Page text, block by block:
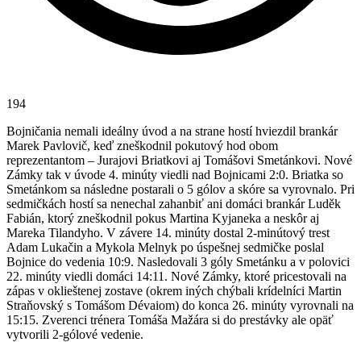
194
Bojničania nemali ideálny úvod a na strane hostí hviezdil brankár
Marek Pavlovič, keď zneškodnil pokutový hod obom
reprezentantom – Jurajovi Briatkovi aj Tomášovi Smetánkovi. Nové
Zámky tak v úvode 4. minúty viedli nad Bojnicami 2:0. Briatka so
Smetánkom sa následne postarali o 5 gólov a skóre sa vyrovnalo. Pri
sedmičkách hostí sa nenechal zahanbiť ani domáci brankár Luděk
Fabián, ktorý zneškodnil pokus Martina Kyjaneka a neskôr aj
Mareka Tilandyho. V závere 14. minúty dostal 2-minútový trest
Adam Lukačin a Mykola Melnyk po úspešnej sedmičke poslal
Bojnice do vedenia 10:9. Nasledovali 3 góly Smetánku a v polovici
22. minúty viedli domáci 14:11. Nové Zámky, ktoré pricestovali na
zápas v oklieštenej zostave (okrem iných chýbali krídelníci Martin
Straňovský s Tomášom Dévaiom) do konca 26. minúty vyrovnali na
15:15. Zverenci trénera Tomáša Mažára si do prestávky ale opäť
vytvorili 2-gólové vedenie.